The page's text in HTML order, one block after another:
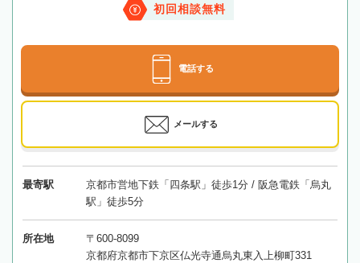
初回相談無料
電話する
メールする
最寄駅
京都市営地下鉄「四条駅」徒歩1分 / 阪急電鉄「烏丸
駅」徒歩5分
所在地
〒600-8099
京都府京都市下京区仏光寺通烏丸東入上柳町331